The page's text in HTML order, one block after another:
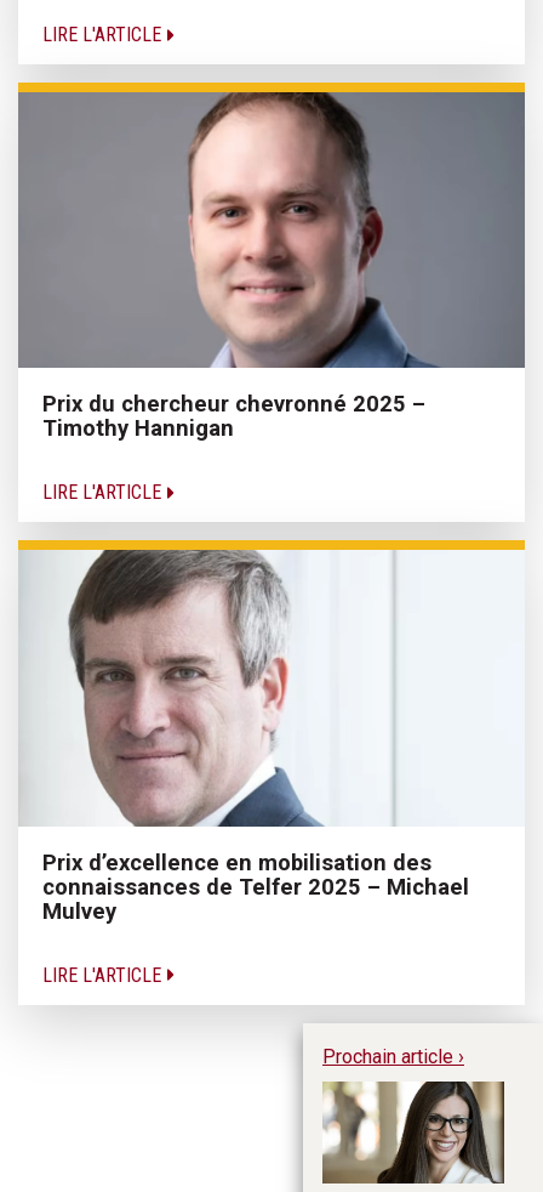
LIRE L'ARTICLE
Prix du chercheur chevronné 2025 –
Timothy Hannigan
LIRE L'ARTICLE
Prix d’excellence en mobilisation des
connaissances de Telfer 2025 – Michael
Mulvey
LIRE L'ARTICLE
Prochain article ›